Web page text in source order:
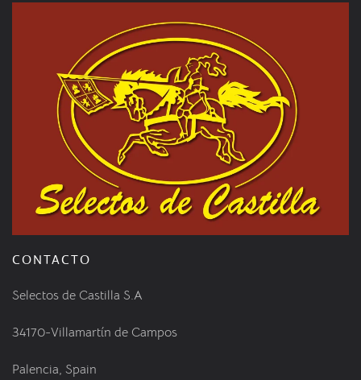
CONTACTO
Selectos de Castilla S.A
34170-Villamartín de Campos
Palencia, Spain